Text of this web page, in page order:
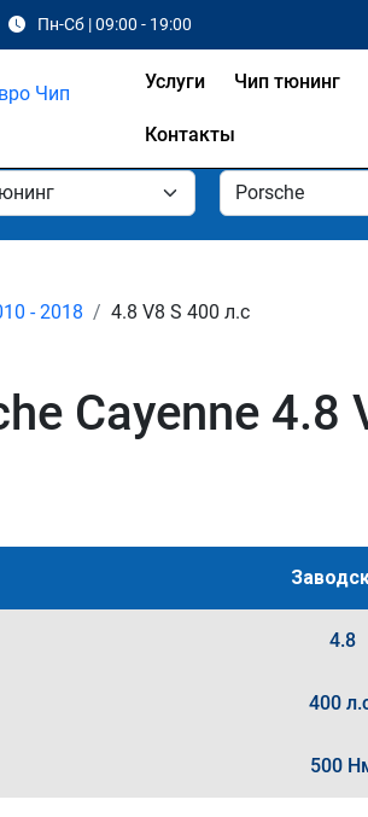
Пн-Сб | 09:00 - 19:00
Услуги Чип тюнинг
Контакты
- 2018 4.8 V8 S 400 л.с
Cayenne 4.8
4.8
400
500